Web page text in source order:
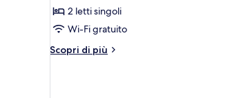
con
2
letti
singoli,
2 letti singoli
Wi-Fi gratuito
Scopri di più
Altri